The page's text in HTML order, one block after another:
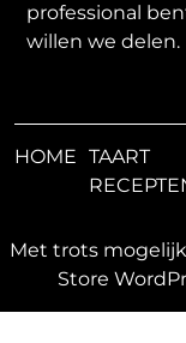
professional
willen we delen.
HOME TAART
Met trots
Store